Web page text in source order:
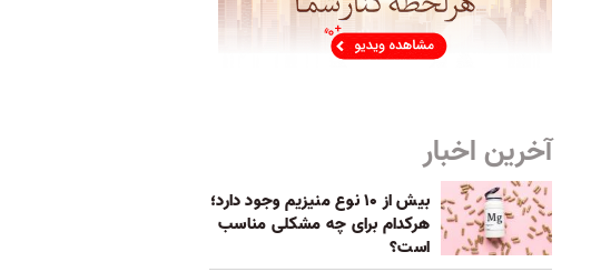
آخرین اخبار
بیش از ۱۰ نوع منیزیم وجود دارد؛
هر‌کدام برای چه مشکلی مناسب‌
است؟